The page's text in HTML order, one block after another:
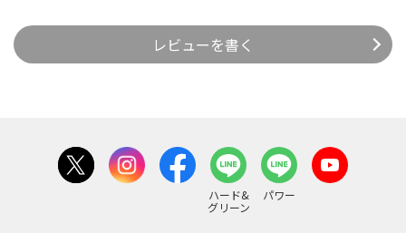
レビューを書く
ハード&
グリーン
パワー